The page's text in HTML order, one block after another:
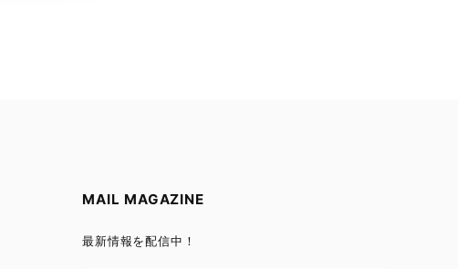
MAIL MAGAZINE
最新情報を配信中！